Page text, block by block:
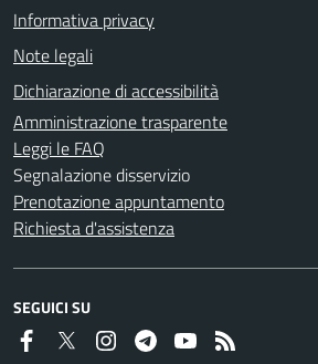
Informativa privacy
Note legali
Dichiarazione di accessibilità
Amministrazione trasparente
Leggi le FAQ
Segnalazione disservizio
Prenotazione appuntamento
Richiesta d'assistenza
SEGUICI SU